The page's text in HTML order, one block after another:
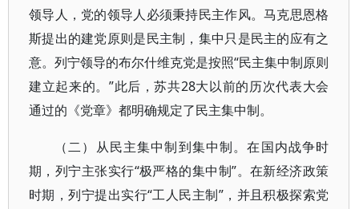
领导人，党的领导人必须秉持民主作风。马克思恩格
斯提出的建党原则是民主制，集中只是民主的应有之
意。列宁领导的布尔什维克党是按照“民主集中制原则
建立起来的。”此后，苏共28大以前的历次代表大会
通过的《党章》都明确规定了民主集中制。
（二）从民主集中制到集中制。在国内战争时
期，列宁主张实行“极严格的集中制”。在新经济政策
时期，列宁提出实行“工人民主制”，并且积极探索党